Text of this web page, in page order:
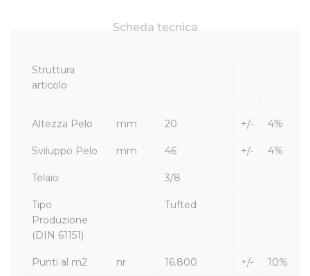
Scheda tecnica
Struttura
articolo
Altezza Pelo mm 20 +/- 4%
Sviluppo Pelo mm 46 +/- 4%
Telaio 3/8
Tipo
Produzione
(DIN 61151)
Tufted
Punti al m2 nr 16.800 +/- 10%